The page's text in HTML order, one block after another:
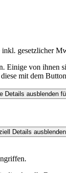
gesetzlicher
Einige von ihnen
mit dem
Details ausblenden
Details ausblenden